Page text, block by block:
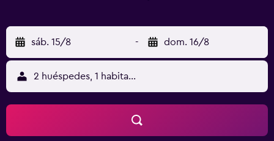
sáb. 15/8 - dom. 16/8
2 huéspedes, 1 habitación